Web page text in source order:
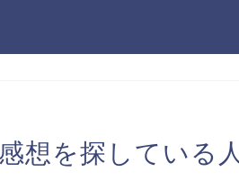
想を探している